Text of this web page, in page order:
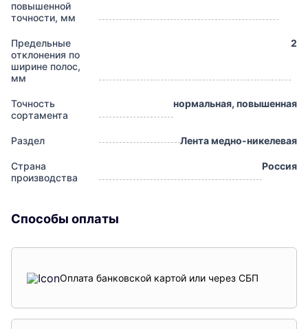
повышенной
точности, мм
Предельные
отклонения по
ширине полос,
мм
2
Точность
сортамента
нормальная, повышенная
Раздел Лента медно-никелевая
Страна
производства
Россия
Способы оплаты
Оплата банковской картой или через СБП